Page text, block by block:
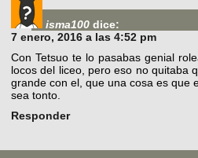
isma100 dice:
7 enero, 2016 a las 4:52 pm
Con Tetsuo te lo pasabas genial
locos del liceo, pero eso no quitaba
grande con el, que una cosa es que
sea tonto.
Responder